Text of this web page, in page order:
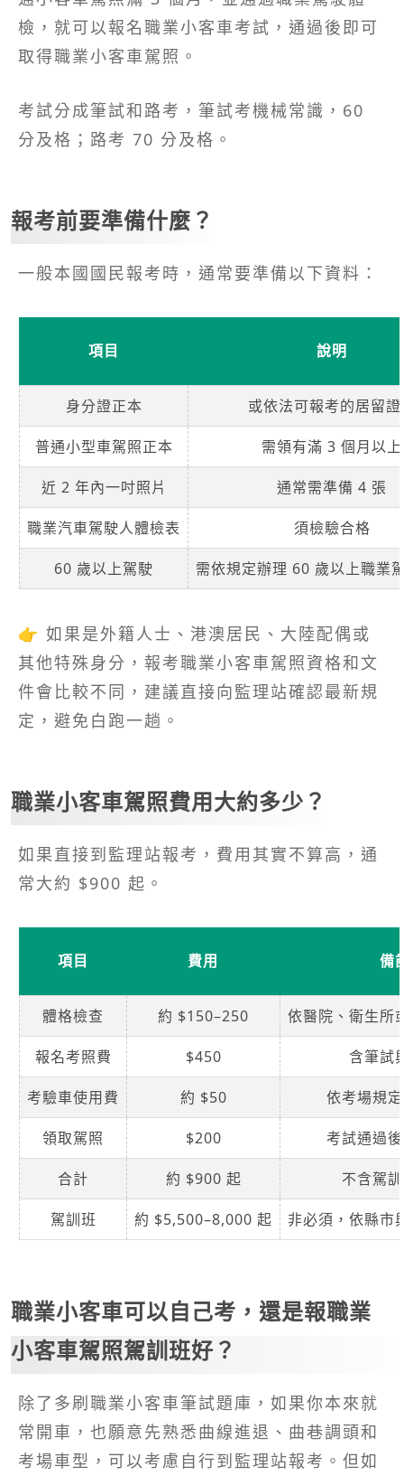
檢，就可以報名職業小客車考試，通過後即可
取得職業小客車駕照。
考試分成筆試和路考，筆試考機械常識，60
分及格；路考 70 分及格。
報考前要準備什麼？
一般本國國民報考時，通常要準備以下資料：
項目 說明
身分證正本 或依法可報考的居留
普通小型車駕照正本 需領有滿 3 個月以上
近 2 年內一吋照片 通常需準備 4 張
職業汽車駕駛人體檢表 須檢驗合格
60 歲以上駕駛 需依規定辦理 60 歲以上職業
👉 如果是外籍人士、港澳居民、大陸配偶或
其他特殊身分，報考職業小客車駕照資格和文
件會比較不同，建議直接向監理站確認最新規
定，避免白跑一趟。
職業小客車駕照費用大約多少？
如果直接到監理站報考，費用其實不算高，通
常大約 $900 起。
項目 費用 備
體格檢查 約 $150–250 依醫院、衛生所
報名考照費 $450 含筆試
考驗車使用費 約 $50 依考場規
領取駕照 $200 考試通過
合計 約 $900 起 不含駕
駕訓班 約 $5,500–8,000 起 非必須，依縣市
職業小客車可以自己考，還是報職業
小客車駕照駕訓班好？
除了多刷職業小客車筆試題庫，如果你本來就
常開車，也願意先熟悉曲線進退、曲巷調頭和
考場車型，可以考慮自行到監理站報考。但如